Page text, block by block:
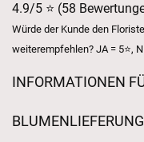
4.9/5 ⭐ (58
Würde der Kunde den
weiterempfehlen? JA = 5⭐,
INFORMATIONEN
BLUMENLIEFERUNG